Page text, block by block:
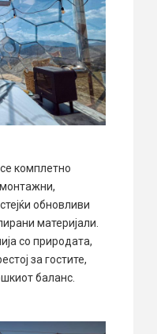
комплетно
обновливи
материјали.
со природата,
за гостите,
баланс.